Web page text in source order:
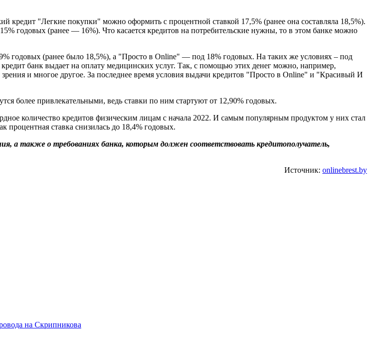
кредит "Легкие покупки" можно оформить с процентной ставкой 17,5% (ранее она составляла 18,5%).
годовых (ранее — 16%). Что касается кредитов на потребительские нужны, то в этом банке можно
годовых (ранее было 18,5%), а "Просто в Online" — под 18% годовых. На таких же условиях – под
банк выдает на оплату медицинских услуг. Так, с помощью этих денег можно, например,
и многое другое. За последнее время условия выдачи кредитов "Просто в Online" и "Красивый И
более привлекательными, ведь ставки по ним стартуют от 12,90% годовых.
количество кредитов физическим лицам с начала 2022. И самым популярным продуктом у них стал
процентная ставка снизилась до 18,4% годовых.
а также о требованиях банка, которым должен соответствовать кредитополучатель,
Источник: onlinebrest.by
на Скрипникова